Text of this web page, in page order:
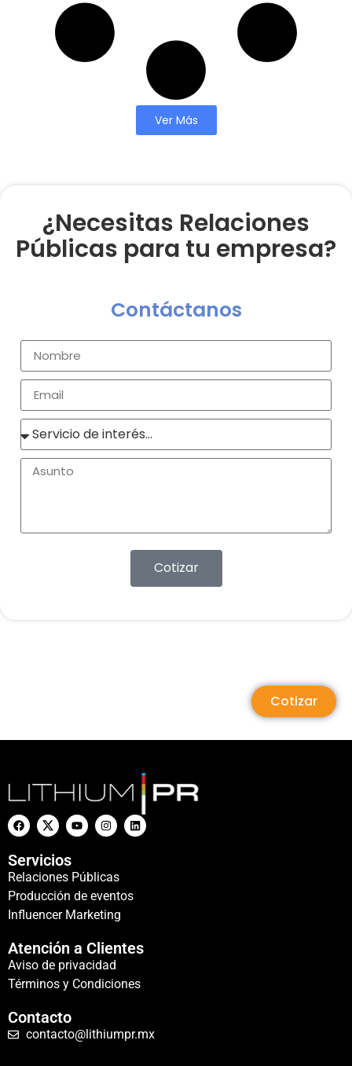
Ver Más
¿Necesitas Relaciones
Públicas para tu empresa?
Contáctanos
Cotizar
Cotizar
Servicios
Relaciones Públicas
Producción de eventos
Influencer Marketing
Atención a Clientes
Aviso de privacidad
Términos y Condiciones
Contacto
contacto@lithiumpr.mx